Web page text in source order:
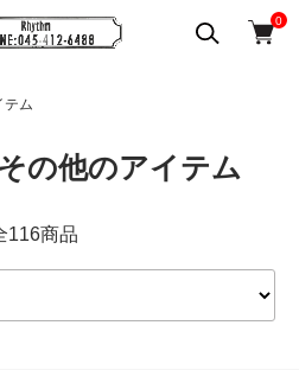
0
テム
の他のアイテム
116商品